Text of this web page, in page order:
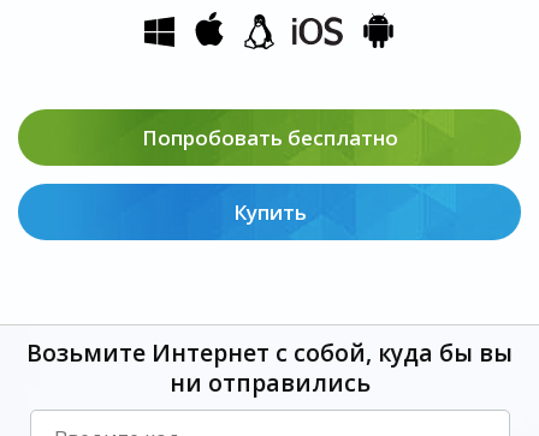
Попробовать бесплатно
Купить
Возьмите Интернет с собой, куда бы вы
ни отправились